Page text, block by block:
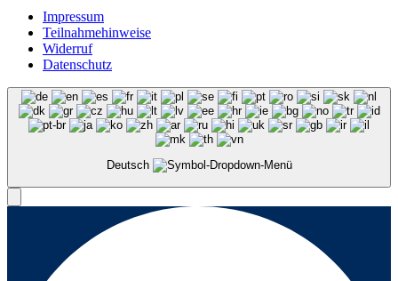
Impressum
Teilnahmehinweise
Widerruf
Datenschutz
Deutsch